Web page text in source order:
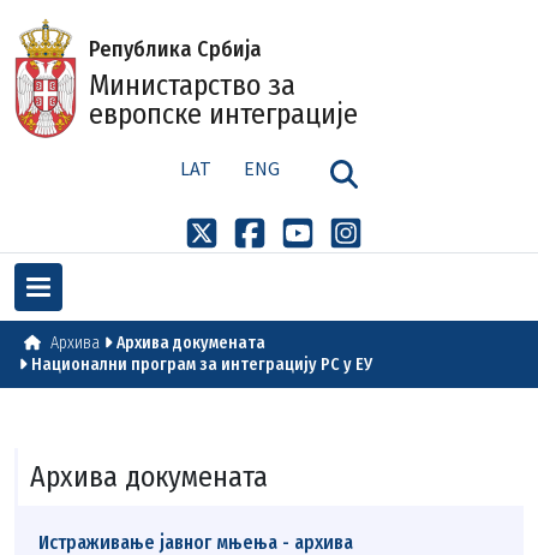
Република Србија
Министарство за
европске интеграције
LAT ENG
Архива
Архива докумената
Национални програм за интеграцију РС у ЕУ
Архива докумената
Истраживање јавног мњења - архива